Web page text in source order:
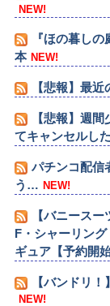
NEW!
『ほの暮し
本 NEW!
【悲報】最
【悲報】週
てキャンセルし
パチンコ配信
う… NEW!
【バニース
F・シャーリン
ギュア【予約開始
【バンドリ
NEW!